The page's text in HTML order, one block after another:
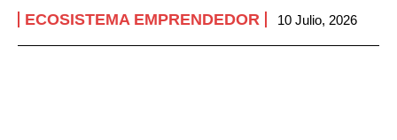
ECOSISTEMA EMPRENDEDOR 10 Julio, 2026